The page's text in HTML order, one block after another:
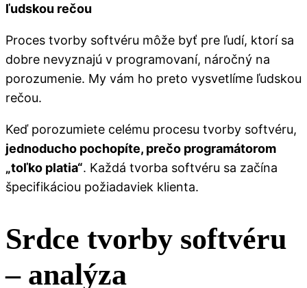
ľudskou rečou
Proces tvorby softvéru môže byť pre ľudí, ktorí sa
dobre nevyznajú v programovaní, náročný na
porozumenie. My vám ho preto vysvetlíme ľudskou
rečou.
Keď porozumiete celému procesu tvorby softvéru,
jednoducho pochopíte, prečo programátorom
„toľko platia“. Každá tvorba softvéru sa začína
špecifikáciou požiadaviek klienta.
Srdce tvorby softvéru
– analýza